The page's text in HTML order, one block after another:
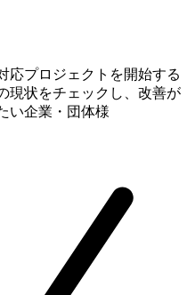
応プロジェクトを開始する
現状をチェックし、改善が
い企業・団体様